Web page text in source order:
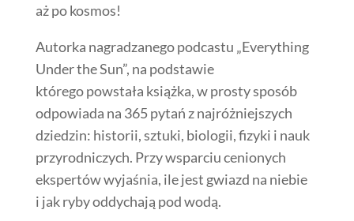
aż po kosmos!
Autorka nagradzanego podcastu „Everything
Under the Sun”, na podstawie
którego powstała książka, w prosty sposób
odpowiada na 365 pytań z najróżniejszych
dziedzin: historii, sztuki, biologii, fizyki i nauk
przyrodniczych. Przy wsparciu cenionych
ekspertów wyjaśnia, ile jest gwiazd na niebie
i jak ryby oddychają pod wodą.